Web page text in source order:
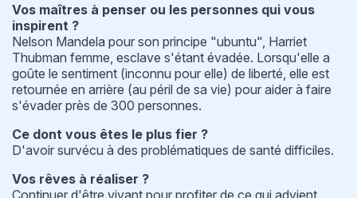
Vos maîtres à penser ou les personnes qui vous
inspirent ?
Nelson Mandela pour son principe "ubuntu", Harriet
Thubman femme, esclave s'étant évadée. Lorsqu'elle a
goûte le sentiment (inconnu pour elle) de liberté, elle est
retournée en arrière (au péril de sa vie) pour aider à faire
s'évader près de 300 personnes.
Ce dont vous êtes le plus fier ?
D'avoir survécu à des problématiques de santé difficiles.
Vos rêves à réaliser ?
Continuer d'être vivant pour profiter de ce qui advient.